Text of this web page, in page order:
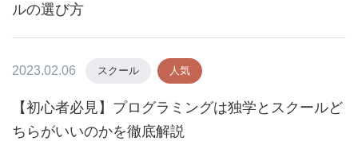
ルの選び方
2023.02.06 スクール 人気
【初心者必見】プログラミングは独学とスクールど
ちらがいいのかを徹底解説